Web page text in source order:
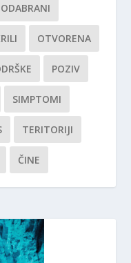
ODABRANI
OTVORENA
POZIV
SIMPTOMI
TERITORIJI
ČINE